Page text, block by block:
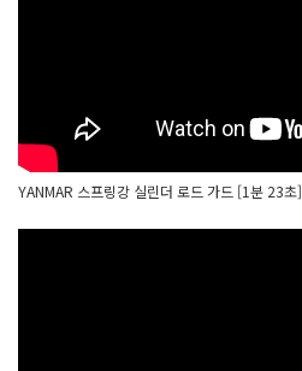
YANMAR 스프링강 실린더 로드 가드 [1분 23초]